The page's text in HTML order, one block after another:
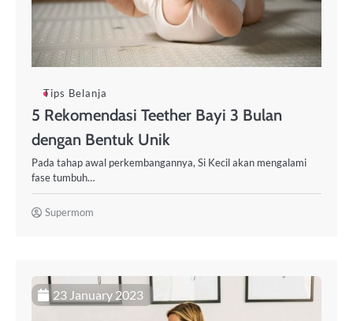
Tips Belanja
5 Rekomendasi Teether Bayi 3 Bulan
dengan Bentuk Unik
Pada tahap awal perkembangannya, Si Kecil akan mengalami
fase tumbuh…
Supermom
23 January 2023